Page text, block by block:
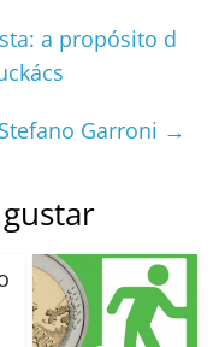
l p
ar
a propósito d
Garroni →